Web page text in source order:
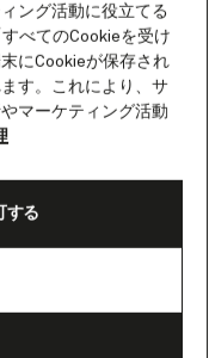
for the ultimate in
designed to
on our fleet.
redefined retail
ング活動に役立てる
べてのCookieを受け
にCookieが保存され
す。これにより、サ
マーケティング活動
する